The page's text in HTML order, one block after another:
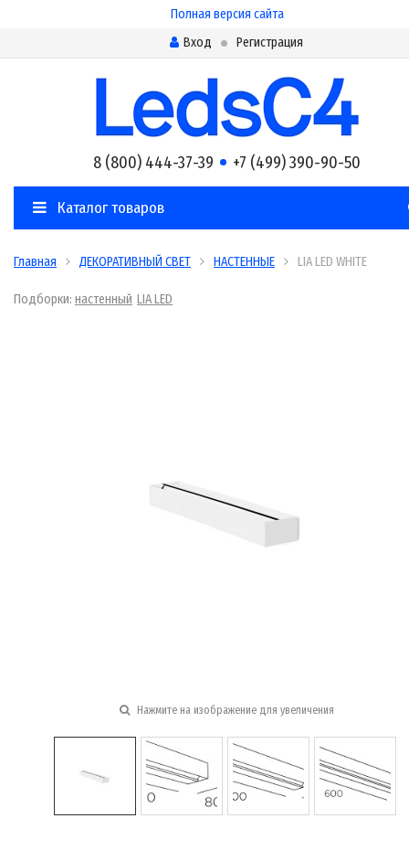
Полная версия сайта
Вход
Регистрация
8 (800) 444-37-39 +7 (499) 390-90-50
Каталог товаров
Главная ДЕКОРАТИВНЫЙ СВЕТ НАСТЕННЫЕ LIA LED WHITE
Подборки: настенный LIA LED
Нажмите на изображение для увеличения